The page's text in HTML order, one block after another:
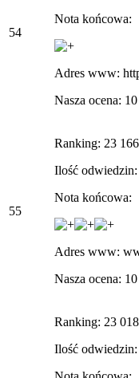
54
Nota końcowa:
Adres www:
Nasza ocena: 10
55
Ranking: 23 166
Ilość
Nota końcowa:
Adres www:
Nasza ocena: 10
Ranking: 23 018
Ilość